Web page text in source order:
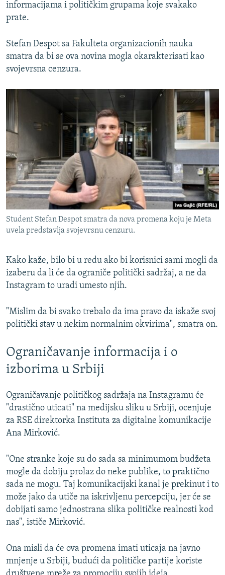
informacijama i političkim grupama koje svakako
prate.
Stefan Despot sa Fakulteta organizacionih nauka
smatra da bi se ova novina mogla okarakterisati kao
svojevrsna cenzura.
Student Stefan Despot smatra da nova promena koju je Meta
uvela predstavlja svojevrsnu cenzuru.
Kako kaže, bilo bi u redu ako bi korisnici sami mogli da
izaberu da li će da ograniče politički sadržaj, a ne da
Instagram to uradi umesto njih.
"Mislim da bi svako trebalo da ima pravo da iskaže svoj
politički stav u nekim normalnim okvirima", smatra on.
Ograničavanje informacija i o
izborima u Srbiji
Ograničavanje političkog sadržaja na Instagramu će
"drastično uticati" na medijsku sliku u Srbiji, ocenjuje
za RSE direktorka Instituta za digitalne komunikacije
Ana Mirković.
"One stranke koje su do sada sa minimumom budžeta
mogle da dobiju prolaz do neke publike, to praktično
sada ne mogu. Taj komunikacijski kanal je prekinut i to
može jako da utiče na iskrivljenu percepciju, jer će se
dobijati samo jednostrana slika političke realnosti kod
nas", ističe Mirković.
Ona misli da će ova promena imati uticaja na javno
mnjenje u Srbiji, budući da političke partije koriste